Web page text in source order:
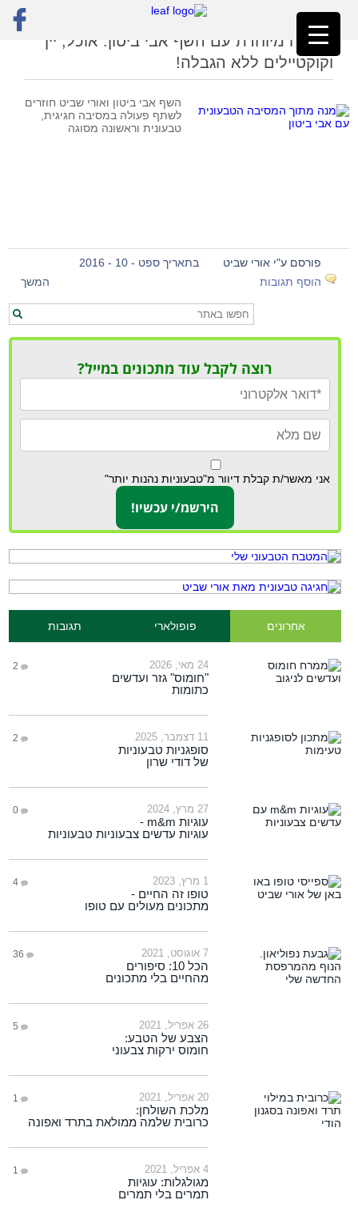
ראשי»מזל טלה
ארוחה מיוחדת עם השף אבי ביטון: אוכל, יין
וקוקטיילים ללא הגבלה!
השף אבי ביטון ואורי שביט חוזרים
לשתף פעולה במסיבה חגיגית,
טבעונית וראשונה מסוגה
פורסם ע"י אורי שביט
בתאריך ספט - 10 - 2016
הוסף תגובות
המשך
רוצה לקבל עוד מתכונים במייל?
אני מאשר/ת קבלת דיוור מ"טבעוניות נהנות יותר"
אחרונים פופולארי תגובות
24 מאי, 2026 2
"חומוס" גזר ועדשים
כתומות
11 דצמבר, 2025 2
סופגניות טבעוניות
של דודי שרון
27 מרץ, 2024 0
עוגיות m&m -
עוגיות עדשים צבעוניות טבעוניות
1 מרץ, 2023 4
טופו זה החיים -
מתכונים מעולים עם טופו
7 אוגוסט, 2021 36
הכל 10: סיפורים
מהחיים בלי מתכונים
26 אפריל, 2021 5
הצבע של הטבע:
חומוס ירקות צבעוני
20 אפריל, 2021 1
מלכת השולחן:
כרובית שלמה ממולאת בתרד ואפונה
4 אפריל, 2021 1
מגולגלות: עוגיות
תמרים בלי תמרים